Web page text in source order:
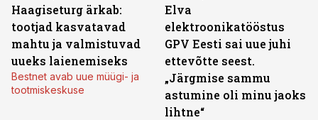
Haagiseturg ärkab:
tootjad kasvatavad
mahtu ja valmistuvad
uueks laienemiseks
Bestnet avab uue müügi- ja
tootmiskeskuse
Elva
elektroonikatööstus
GPV Eesti sai uue juhi
ettevõtte seest.
„Järgmise sammu
astumine oli minu jaoks
lihtne“